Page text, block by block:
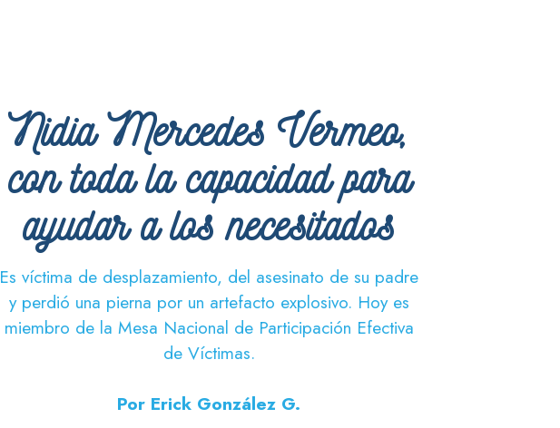
Nidia Mercedes Vermeo,
con toda la capacidad para
ayudar a los necesitados
Es víctima de desplazamiento, del asesinato de su padre
y perdió una pierna por un artefacto explosivo. Hoy es
miembro de la Mesa Nacional de Participación Efectiva
de Víctimas.
Por Erick González G.